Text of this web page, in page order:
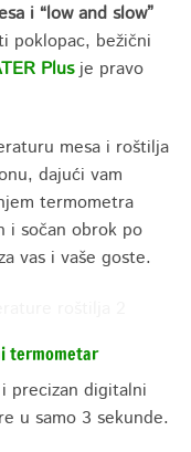
i “low and slow”
poklopac, bežični
Plusje pravo
mesa i roštilja
dajući vam
termometra
i sočan obrok po
vas i vaše goste.
termometar
precizan digitalni
u samo 3 sekunde.